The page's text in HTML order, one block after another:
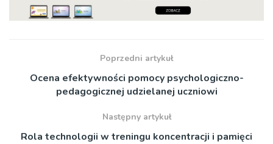
Poprzedni artykuł
Ocena efektywności pomocy psychologiczno-
pedagogicznej udzielanej uczniowi
Następny artykuł
Rola technologii w treningu koncentracji i pamięci